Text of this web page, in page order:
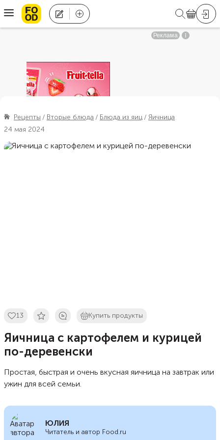
Рецепты Вторые блюда Блюда из яиц
Яичница
24 мая 2024
13 Купить продукты
Яичница с картофелем и курицей
по-деревенски
Простая, быстрая и очень вкусная яичница на завтрак или
ужин для всей семьи.
ЮЛИЯ
Читатель и автор Food.ru